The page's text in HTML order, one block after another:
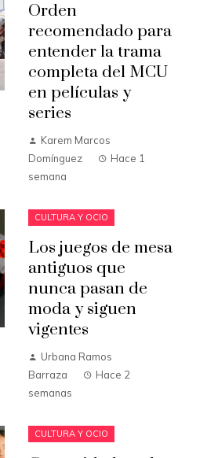
Orden
recomendado para
entender la trama
completa del MCU
en películas y
series
Karem Marcos
Domínguez
Hace 1
semana
CULTURA Y OCIO
Los juegos de mesa
antiguos que
nunca pasan de
moda y siguen
vigentes
Urbana Ramos
Barraza
Hace 2
semanas
CULTURA Y OCIO